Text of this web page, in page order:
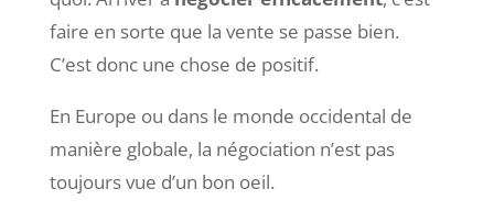
faire en sorte que la vente se passe bien.
C’est donc une chose de positif.
En Europe ou dans le monde occidental de
manière globale, la négociation n’est pas
toujours vue d’un bon oeil.